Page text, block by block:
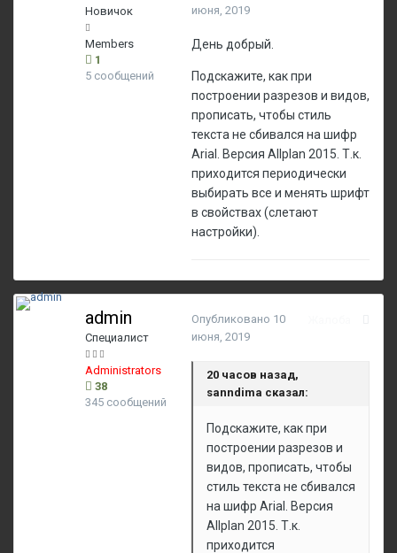
Новичок
Members
1
5 сообщений
июня, 2019
День добрый.
Подскажите, как при
построении разрезов и видов,
прописать, чтобы стиль
текста не сбивался на шифр
Arial. Версия Allplan 2015. Т.к.
приходится периодически
выбирать все и менять шрифт
в свойствах (слетают
настройки).
admin
Специалист
Administrators
38
345 сообщений
Опубликовано 10
июня, 2019
20 часов назад,
sanndima сказал:
Подскажите, как при
построении разрезов и
видов, прописать, чтобы
стиль текста не сбивался
на шифр Arial. Версия
Allplan 2015. Т.к.
приходится